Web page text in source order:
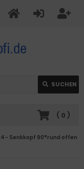
SUCHEN
( 0 )
- Senkkopf 90°rund offen